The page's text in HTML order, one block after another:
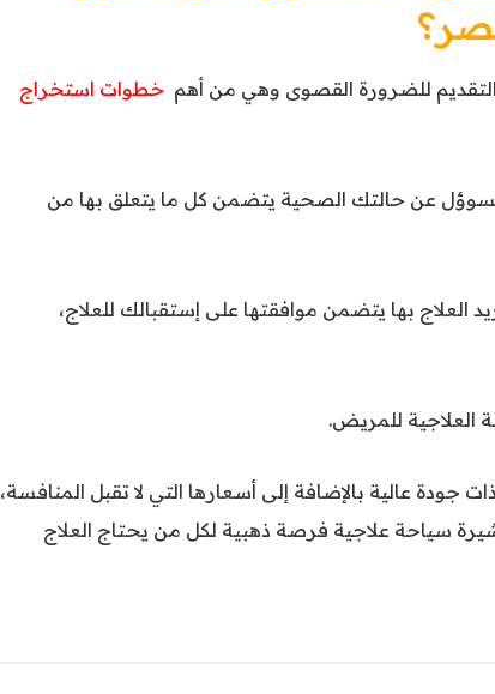
التقديم للضرورة القصوى وهي من أهم خطوات استخراج
عن حالتك الصحية يتضمن كل ما يتعلق بها من
بها يتضمن موافقتها على إستقبالك للعلاج،
العلاجية للمريض.
جودة عالية بالإضافة إلى أسعارها التي لا تقبل المنافسة،
سياحة علاجية فرصة ذهبية لكل من يحتاج العلاج